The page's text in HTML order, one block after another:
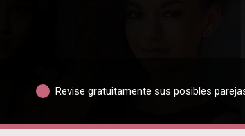
Revise gratuitamente sus posibles